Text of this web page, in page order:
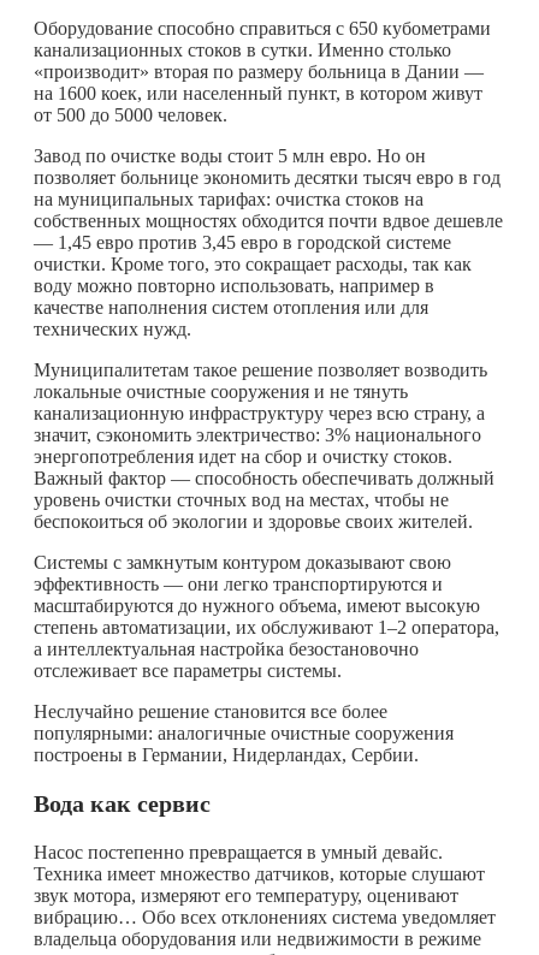
Оборудование способно справиться с 650 кубометрами
канализационных стоков в сутки. Именно столько
«производит» вторая по размеру больница в Дании —
на 1600 коек, или населенный пункт, в котором живут
от 500 до 5000 человек.
Завод по очистке воды стоит 5 млн евро. Но он
позволяет больнице экономить десятки тысяч евро в год
на муниципальных тарифах: очистка стоков на
собственных мощностях обходится почти вдвое дешевле
— 1,45 евро против 3,45 евро в городской системе
очистки. Кроме того, это сокращает расходы, так как
воду можно повторно использовать, например в
качестве наполнения систем отопления или для
технических нужд.
Муниципалитетам такое решение позволяет возводить
локальные очистные сооружения и не тянуть
канализационную инфраструктуру через всю страну, а
значит, сэкономить электричество: 3% национального
энергопотребления идет на сбор и очистку стоков.
Важный фактор — способность обеспечивать должный
уровень очистки сточных вод на местах, чтобы не
беспокоиться об экологии и здоровье своих жителей.
Системы с замкнутым контуром доказывают свою
эффективность — они легко транспортируются и
масштабируются до нужного объема, имеют высокую
степень автоматизации, их обслуживают 1–2 оператора,
а интеллектуальная настройка безостановочно
отслеживает все параметры системы.
Неслучайно решение становится все более
популярными: аналогичные очистные сооружения
построены в Германии, Нидерландах, Сербии.
Вода как сервис
Насос постепенно превращается в умный девайс.
Техника имеет множество датчиков, которые слушают
звук мотора, измеряют его температуру, оценивают
вибрацию… Обо всех отклонениях система уведомляет
владельца оборудования или недвижимости в режиме